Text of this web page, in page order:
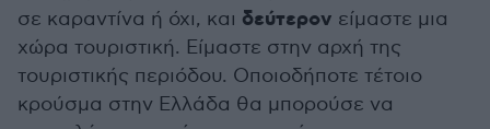
σε καραντίνα ή όχι, και δεύτερον είμαστε μια
χώρα τουριστική. Είμαστε στην αρχή της
τουριστικής περιόδου. Οποιοδήποτε τέτοιο
κρούσμα στην Ελλάδα θα μπορούσε να